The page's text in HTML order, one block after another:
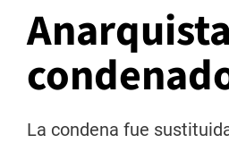
La condena fue